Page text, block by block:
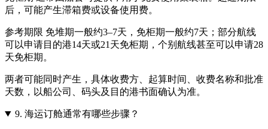
后，可能产生滞箱费或设备使用费。
参考期限 免堆期一般约3–7天，免柜期一般约7天；部分航线
可以申请目的港14天或21天免柜期，个别航线甚至可以申请28
天免柜期。
两者可能同时产生，具体收费方、起算时间、收费名称和批准
天数，以船公司、码头及目的港书面确认为准。
9. 海运订舱通常有哪些步骤？